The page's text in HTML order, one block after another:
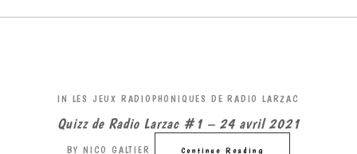
IN LES JEUX RADIOPHONIQUES DE RADIO LARZAC
Quizz de Radio Larzac #1 – 24 avril 2021
BY NICO GALTIER Continue Reading